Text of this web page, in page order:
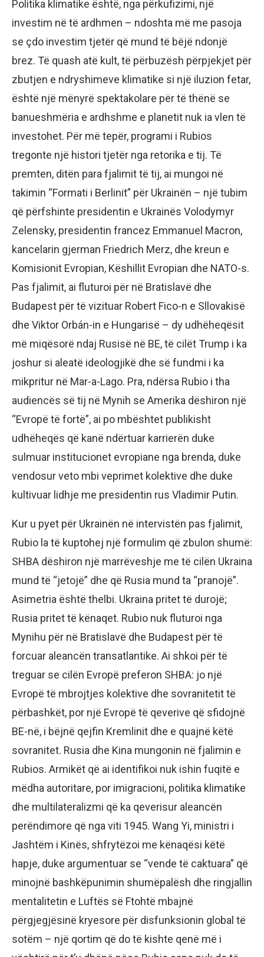
Politika klimatike është, nga përkufizimi, një
investim në të ardhmen – ndoshta më me pasoja
se çdo investim tjetër që mund të bëjë ndonjë
brez. Të quash atë kult, të përbuzësh përpjekjet për
zbutjen e ndryshimeve klimatike si një iluzion fetar,
është një mënyrë spektakolare për të thënë se
banueshmëria e ardhshme e planetit nuk ia vlen të
investohet. Për më tepër, programi i Rubios
tregonte një histori tjetër nga retorika e tij. Të
premten, ditën para fjalimit të tij, ai mungoi në
takimin “Formati i Berlinit” për Ukrainën – një tubim
që përfshinte presidentin e Ukrainës Volodymyr
Zelensky, presidentin francez Emmanuel Macron,
kancelarin gjerman Friedrich Merz, dhe kreun e
Komisionit Evropian, Këshillit Evropian dhe NATO-s.
Pas fjalimit, ai fluturoi për në Bratislavë dhe
Budapest për të vizituar Robert Fico-n e Sllovakisë
dhe Viktor Orbán-in e Hungarisë – dy udhëheqësit
më miqësorë ndaj Rusisë në BE, të cilët Trump i ka
joshur si aleatë ideologjikë dhe së fundmi i ka
mikpritur në Mar-a-Lago. Pra, ndërsa Rubio i tha
audiencës së tij në Mynih se Amerika dëshiron një
“Evropë të fortë”, ai po mbështet publikisht
udhëheqës që kanë ndërtuar karrierën duke
sulmuar institucionet evropiane nga brenda, duke
vendosur veto mbi veprimet kolektive dhe duke
kultivuar lidhje me presidentin rus Vladimir Putin.
Kur u pyet për Ukrainën në intervistën pas fjalimit,
Rubio la të kuptohej një formulim që zbulon shumë:
SHBA dëshiron një marrëveshje me të cilën Ukraina
mund të “jetojë” dhe që Rusia mund ta “pranojë”.
Asimetria është thelbi. Ukraina pritet të durojë;
Rusia pritet të kënaqet. Rubio nuk fluturoi nga
Mynihu për në Bratislavë dhe Budapest për të
forcuar aleancën transatlantike. Ai shkoi për të
treguar se cilën Evropë preferon SHBA: jo një
Evropë të mbrojtjes kolektive dhe sovranitetit të
përbashkët, por një Evropë të qeverive që sfidojnë
BE-në, i bëjnë qejfin Kremlinit dhe e quajnë këtë
sovranitet. Rusia dhe Kina mungonin në fjalimin e
Rubios. Armikët që ai identifikoi nuk ishin fuqitë e
mëdha autoritare, por imigracioni, politika klimatike
dhe multilateralizmi që ka qeverisur aleancën
perëndimore që nga viti 1945. Wang Yi, ministri i
Jashtëm i Kinës, shfrytëzoi me kënaqësi këtë
hapje, duke argumentuar se “vende të caktuara” që
minojnë bashkëpunimin shumëpalësh dhe ringjallin
mentalitetin e Luftës së Ftohtë mbajnë
përgjegjësinë kryesore për disfunksionin global të
sotëm – një qortim që do të kishte qenë më i